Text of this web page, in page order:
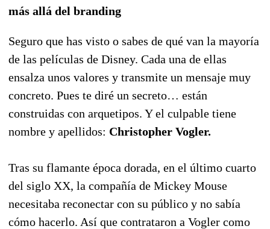
más allá del branding
Seguro que has visto o sabes de qué van la mayoría
de las películas de Disney. Cada una de ellas
ensalza unos valores y transmite un mensaje muy
concreto. Pues te diré un secreto… están
construidas con arquetipos. Y el culpable tiene
nombre y apellidos: Christopher Vogler.
Tras su flamante época dorada, en el último cuarto
del siglo XX, la compañía de Mickey Mouse
necesitaba reconectar con su público y no sabía
cómo hacerlo. Así que contrataron a Vogler como